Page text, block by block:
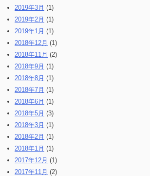
2019年3月 (1)
2019年2月 (1)
2019年1月 (1)
2018年12月 (1)
2018年11月 (2)
2018年9月 (1)
2018年8月 (1)
2018年7月 (1)
2018年6月 (1)
2018年5月 (3)
2018年3月 (1)
2018年2月 (1)
2018年1月 (1)
2017年12月 (1)
2017年11月 (2)